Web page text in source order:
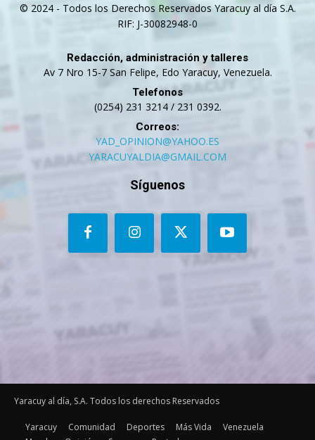
© 2024 - Todos los Derechos Reservados Yaracuy al día S.A.
RIF: J-30082948-0
Redacción, administración y talleres
Av 7 Nro 15-7 San Felipe, Edo Yaracuy, Venezuela.
Telefonos
(0254) 231 3214 / 231 0392.
Correos:
YAD_OPINION@YAHOO.ES
YARACUYALDIA@GMAIL.COM
Síguenos
Yaracuy al día, S.A. Todos los derechos Reservados
Yaracuy Comunidad Deportes Más Vida
Venezuela